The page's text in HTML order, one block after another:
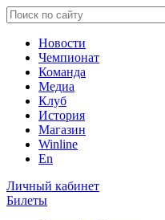
Новости
Чемпионат
Команда
Медиа
Клуб
История
Магазин
Winline
En
Личный кабинет
Билеты